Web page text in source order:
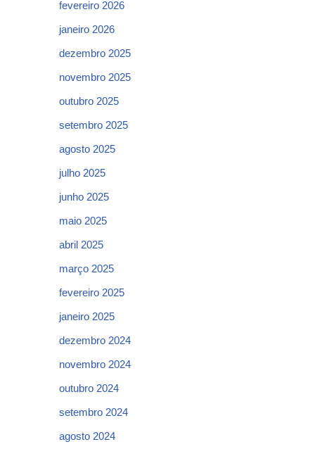
fevereiro 2026
janeiro 2026
dezembro 2025
novembro 2025
outubro 2025
setembro 2025
agosto 2025
julho 2025
junho 2025
maio 2025
abril 2025
março 2025
fevereiro 2025
janeiro 2025
dezembro 2024
novembro 2024
outubro 2024
setembro 2024
agosto 2024